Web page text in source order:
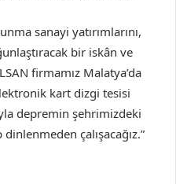
sanayi yatırımlarını,
bir iskân ve
firmamız Malatya’da
kart dizgi tesisi
depremin şehrimizdeki
çalışacağız.”